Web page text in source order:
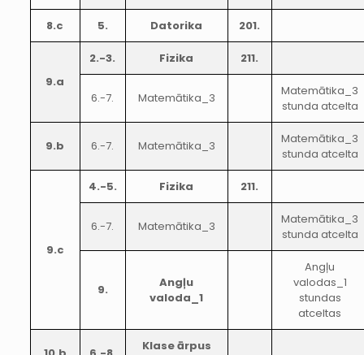
8.c 5. Datorika 201.
9.a
2.-3. Fizika 211.
6.-7. Matemātika_3
Matemātika_3
stunda atcelta
9.b 6.-7. Matemātika_3
Matemātika_3
stunda atcelta
9.c
4.-5. Fizika 211.
6.-7. Matemātika_3
Matemātika_3
stunda atcelta
9.
Angļu
valoda_1
Angļu
valodas_1
stundas
atceltas
Klase ārpus